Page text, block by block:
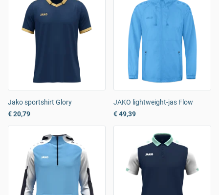
Jako sportshirt Glory
€ 20,79
JAKO lightweight-jas Flow
€ 49,39